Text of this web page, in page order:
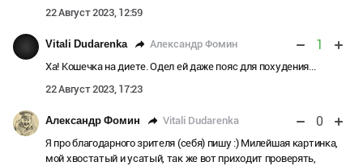
22 Август 2023, 12:59
Vitali Dudarenka Александр Фомин 1
Ха! Кошечка на диете. Одел ей даже пояс для похудения...
22 Август 2023, 17:23
Александр Фомин Vitali Dudarenka 0
Я про благодарного зрителя (себя) пишу :) Милейшая картинка,
мой хвостатый и усатый, так же вот приходит проверять,